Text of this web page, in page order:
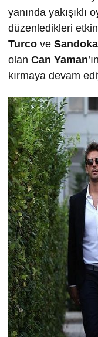
yanında yakışıklı
düzenledikleri
Turco ve Sandoka
olan Can Yaman
kırmaya devam